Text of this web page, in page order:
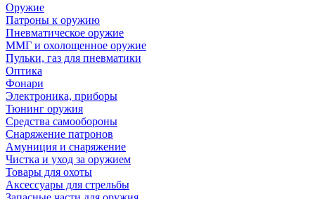
Оружие
Патроны к оружию
Пневматическое оружие
ММГ и охолощенное оружие
Пульки, газ для пневматики
Оптика
Фонари
Электроника, приборы
Тюнинг оружия
Средства самообороны
Снаряжение патронов
Амуниция и снаряжение
Чистка и уход за оружием
Товары для охоты
Аксессуары для стрельбы